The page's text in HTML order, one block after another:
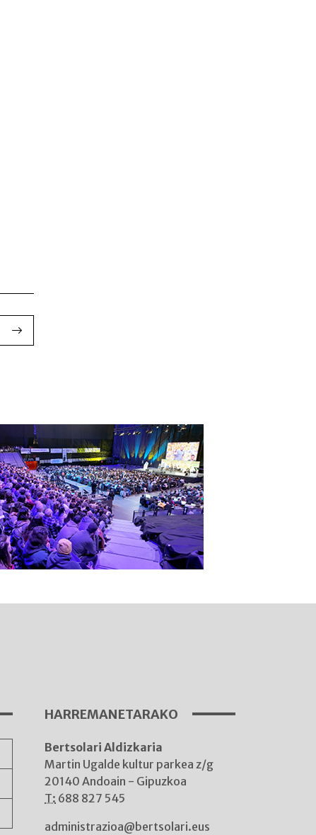
HARREMANETARAKO
Bertsolari Aldizkaria
Martin Ugalde kultur parkea z/g
20140 Andoain - Gipuzkoa
T: 688 827 545
administrazioa@bertsolari.eus